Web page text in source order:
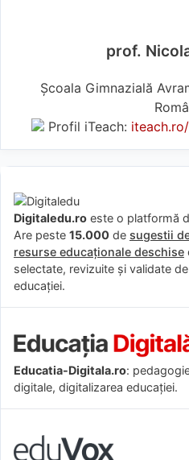
prof.
Școala Gimnazială
Profil iTeach:
Digitaledu.ro este o platformă
Are peste 15.000 de sugestii
resurse educaționale deschise
selectate, revizuite și validate
educației.
Educatia-Digitala.ro:
digitale, digitalizarea educației.